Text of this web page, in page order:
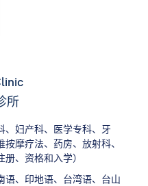
所
、妇产科、医学专科、牙
摩疗法、药房、放射科、
、资格和入学）
语、印地语、台湾语、台山